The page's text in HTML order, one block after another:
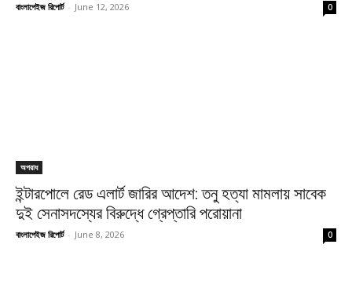
বাংলাপেইজ রিপোর্ট - June 12, 2026 0
অপরাধ
ইন্টারপোলে রেড এলার্ট জারির আদেশ: তনু হত্যা মামলায় সাবেক
দুই সেনাসদস্যের বিরুদ্ধে গ্রেপ্তারি পরোয়ানা
বাংলাপেইজ রিপোর্ট - June 8, 2026 0